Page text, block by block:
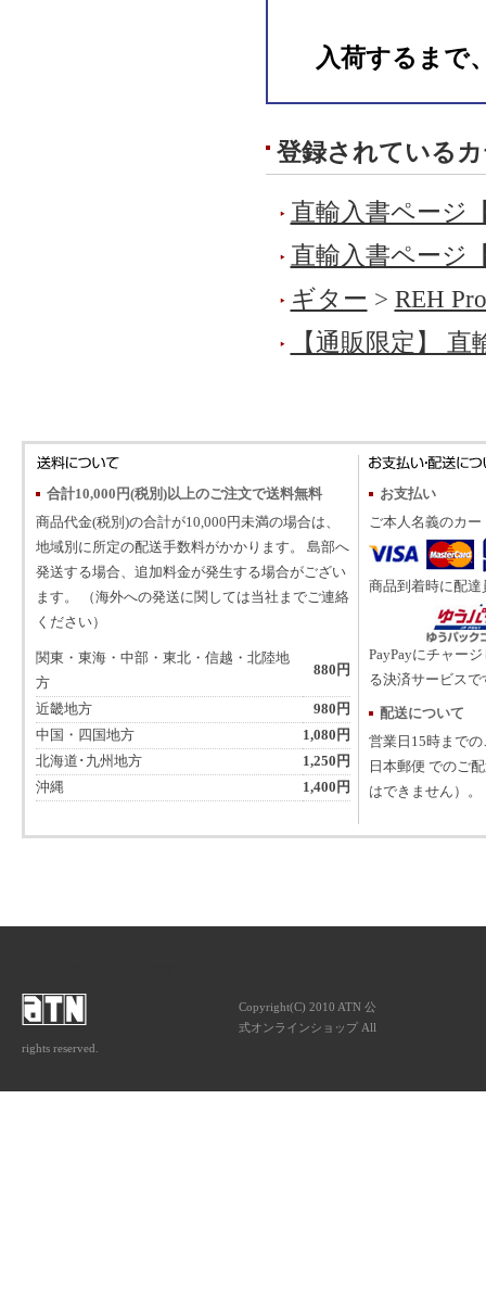
入荷するまで
登録されている
直輸入書ページ
直輸入書ページ
ギター > REH
【通販限定】 直
合計10,000円(税別)以上のご注文で送料無料
商品代金(税別)の合計が10,000円未満の場合は、
地域別に所定の配送手数料がかかります。 島部へ
発送する場合、追加料金が発生する場合がござい
ます。 （海外への発送に関しては当社までご連絡
ください）
関東・東海・中部・東北・信越・北陸地
方
880円
近畿地方
980円
中国・四国地方
1,080円
北海道･九州地方
1,250円
沖縄
1,400円
お支払い
ご本人名義のカ
商品到着時に配
PayPayにチャー
る決済サービスで
配送について
営業日15時まで
日本郵便 でのご
はできません）。
Copyright(C) 2010 ATN 公
式オンラインショップ All
rights reserved.